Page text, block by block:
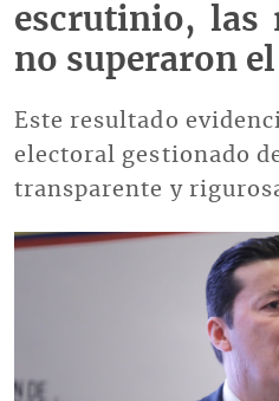
escrutinio, las
no superaron
Este resultado
electoral gestionado
transparente y
Imagen